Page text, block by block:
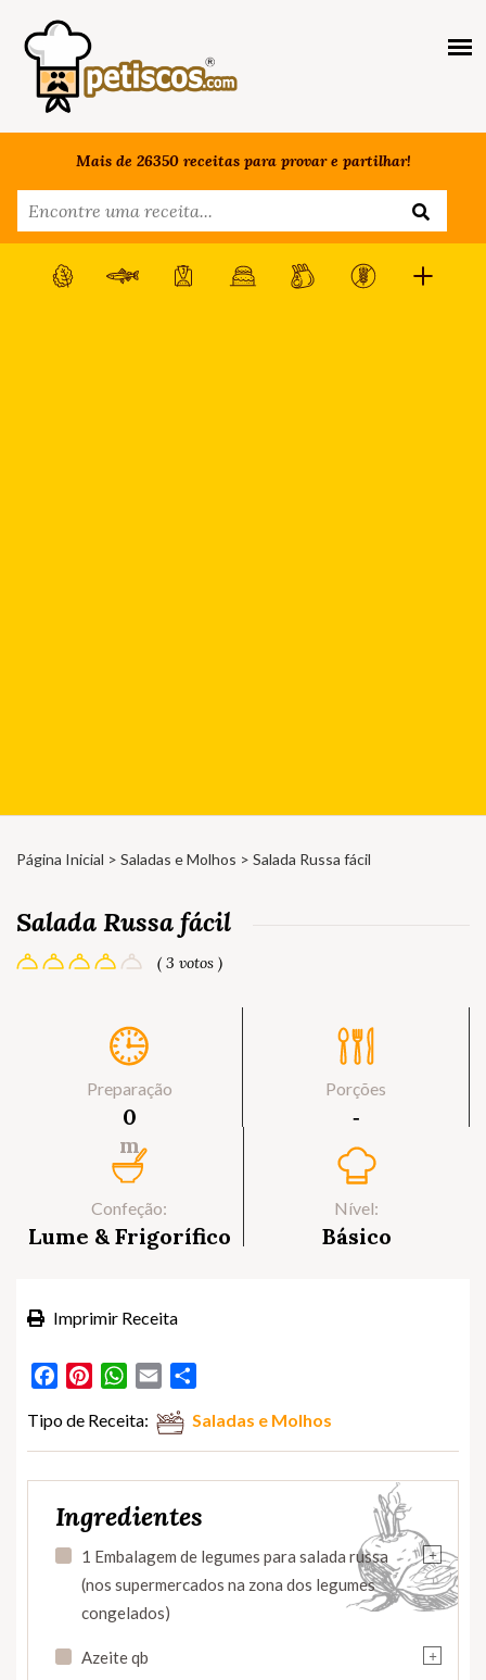
Mais de 26350 receitas para provar e partilhar!
Página Inicial > Saladas e Molhos > Salada Russa fácil
Salada Russa fácil
( 3 votos )
Preparação
0
m
Porções
‐
Confeção:
Lume & Frigorífico
Nível:
Básico
Imprimir Receita
FacebookPinterestWhatsApp
Email
Tipo de Receita: Saladas e Molhos
Ingredientes
+
1 Embalagem de legumes para salada russa
(nos supermercados na zona dos legumes
congelados)
+
Azeite qb